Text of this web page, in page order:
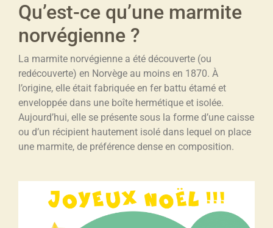
Qu’est-ce qu’une marmite
norvégienne ?
La marmite norvégienne a été découverte (ou
redécouverte) en Norvège au moins en 1870. À
l’origine, elle était fabriquée en fer battu étamé et
enveloppée dans une boîte hermétique et isolée.
Aujourd’hui, elle se présente sous la forme d’une caisse
ou d’un récipient hautement isolé dans lequel on place
une marmite, de préférence dense en composition.